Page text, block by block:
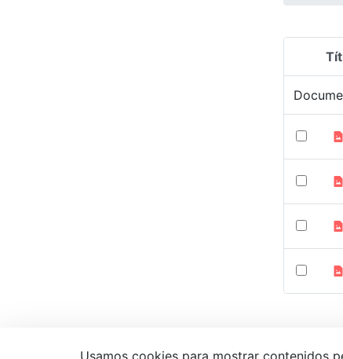
Usamos cookies para mostrar contenidos